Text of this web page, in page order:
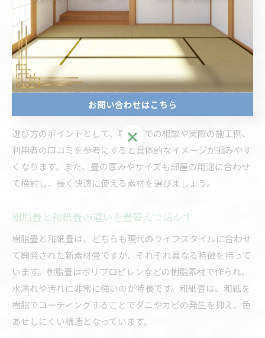
すさが強みとなっています。
畳替え時には、家族構成や部屋の用途、求める機能性を明確
にすることが大切です。例えば、リビングや子ども部屋など
人の出入りが多い場所には、耐久性と掃除のしやすさを重視
して樹脂畳や和紙畳を選ぶケースが増えています。逆に、和
の雰囲気や香りを楽しみたい場合は、い草畳がおすすめで
選び方のポイントとして、専門店での相談や実際の施工例、
利用者の口コミを参考にすると具体的なイメージが掴みやす
くなります。また、畳の厚みやサイズも部屋の用途に合わせ
て検討し、長く快適に使える素材を選びましょう。
樹脂畳と和紙畳の違いを畳替えで活かす
樹脂畳と和紙畳は、どちらも現代のライフスタイルに合わせ
て開発された新素材畳ですが、それぞれ異なる特徴を持って
います。樹脂畳はポリプロピレンなどの樹脂素材で作られ、
水濡れや汚れに非常に強いのが特長です。和紙畳は、和紙を
樹脂でコーティングすることでダニやカビの発生を抑え、色
あせしにくい構造となっています。
お問い合わせはこちら
お問い合わせはこちら